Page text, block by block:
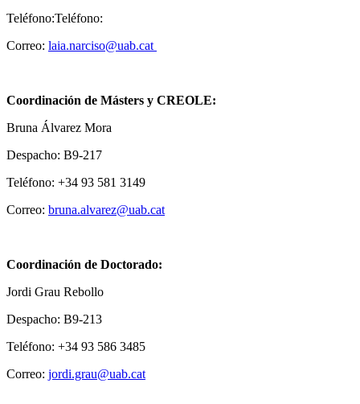
Teléfono:Teléfono:
Correo: laia.narciso@uab.cat
Coordinación de Másters y CREOLE:
Bruna Álvarez Mora
Despacho: B9-217
Teléfono: +34 93 581 3149
Correo: bruna.alvarez@uab.cat
Coordinación de Doctorado:
Jordi Grau Rebollo
Despacho: B9-213
Teléfono: +34 93 586 3485
Correo: jordi.grau@uab.cat